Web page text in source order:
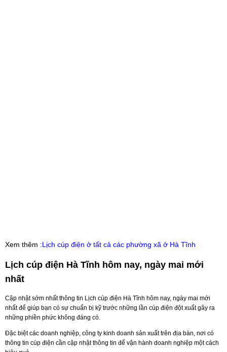
Xem thêm :Lịch cúp điện ở tất cả các phường xã ở Hà Tĩnh
Lịch cúp điện Hà Tĩnh hôm nay, ngày mai mới
nhất
Cập nhật sớm nhất thông tin Lịch cúp điện Hà Tĩnh hôm nay, ngày mai mới
nhất để giúp bạn có sự chuẩn bị kỹ trước những lần cúp điện đột xuất gây ra
những phiền phức không đáng có.
Đặc biệt các doanh nghiệp, công ty kinh doanh sản xuất trên địa bàn, nơi có
thông tin cúp điện cần cập nhật thông tin để vận hành doanh nghiệp một cách